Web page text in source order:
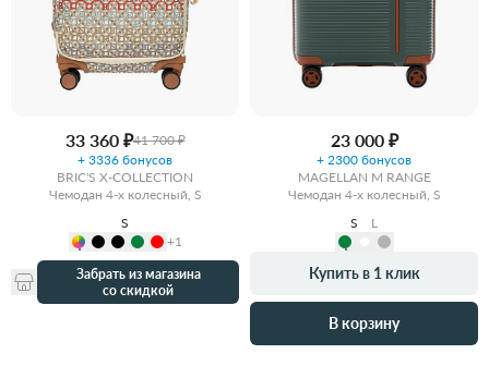
33 360 ₽41 700 ₽
+ 3336 бонусов
BRIC'S X-COLLECTION
Чемодан 4-х колесный, S
S
+1
Забрать из магазина
со скидкой
23 000 ₽
+ 2300 бонусов
MAGELLAN M RANGE
Чемодан 4-х колесный, S
S
L
Купить в 1 клик
В корзину